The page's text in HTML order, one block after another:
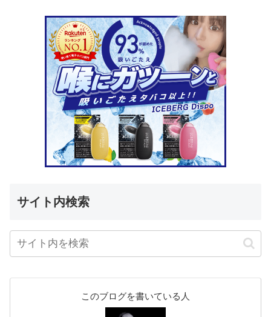
サイト内検索
このブログを書いている人